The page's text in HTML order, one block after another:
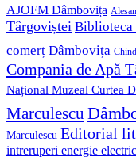
AJOFM Dâmbovița
Târgoviștei Biblioteca
comerț Dâmbovița
Compania de Apă
Național Muzeal Curtea
Marculescu
Marculescu Editorial
intreruperi energie